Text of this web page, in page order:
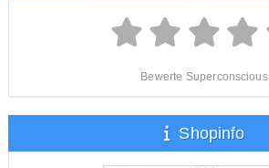
Bewerte Superconscious
Shopinfo